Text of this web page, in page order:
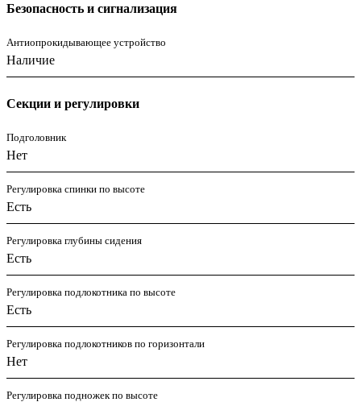
Безопасность и сигнализация
Антиопрокидывающее устройство
Наличие
Секции и регулировки
Подголовник
Нет
Регулировка спинки по высоте
Есть
Регулировка глубины сидения
Есть
Регулировка подлокотника по высоте
Есть
Регулировка подлокотников по горизонтали
Нет
Регулировка подножек по высоте